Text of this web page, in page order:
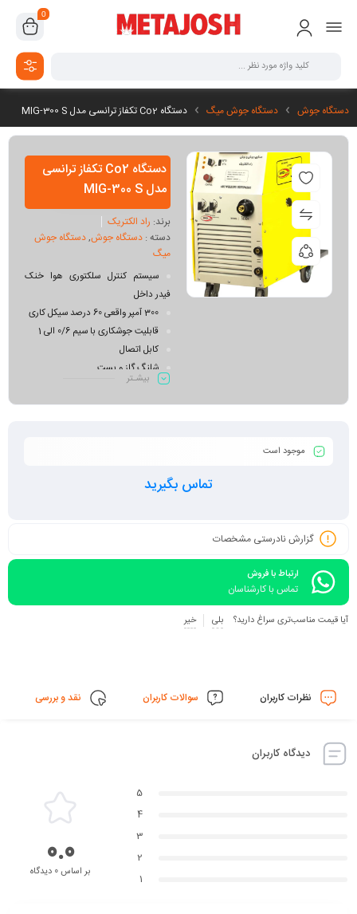
0
دستگاه جوش دستگاه جوش میگ دستگاه Co2 تکفاز ترانسی مدل MIG-300 S
دستگاه Co2 تکفاز ترانسی
مدل MIG-300 S
برند: راد الکتریک
دسته : دستگاه جوش,دستگاه جوش
میگ
سیستم کنترل سلکتوری هوا خنک
فیدر داخل
300 آمپر واقعی 60 درصد سیکل کاری
قابلیت جوشکاری با سیم 0/6 الی 1
کابل اتصال
شلنگ گاز و بست
بیشـتر
موجود است
تماس بگیرید
گزارش نادرستی مشخصات
ارتباط با فروش
تماس با کارشناسان
آیا قیمت مناسب‌تری سراغ دارید؟ بلی خیر
نظرات کاربران سوالات کاربران نقد و بررسی
دیدگاه کاربران
5
4
3
2
1
0.0بر اساس 0 دیدگاه